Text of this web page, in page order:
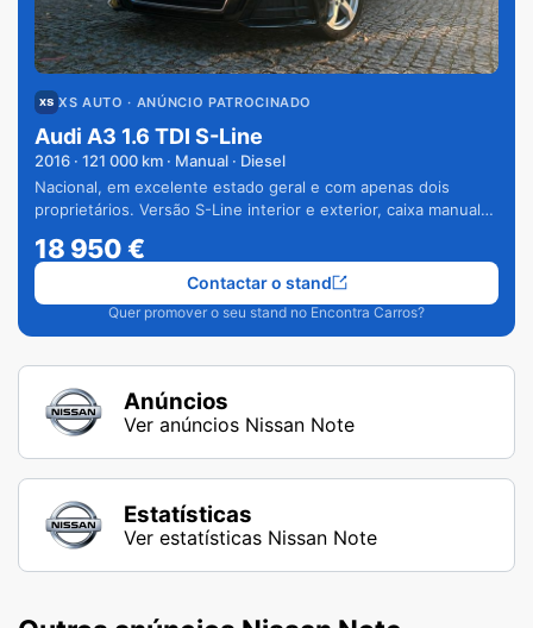
XS AUTO · ANÚNCIO PATROCINADO
Audi A3 1.6 TDI S-Line
2016 · 121 000 km · Manual · Diesel
Nacional, em excelente estado geral e com apenas dois
proprietários. Versão S-Line interior e exterior, caixa manual
18 950€
Quer promover o seu stand no Encontra Carros?
Contactar o stand
Anúncios
Ver anúncios Nissan Note
Estatísticas
Ver estatísticas Nissan Note